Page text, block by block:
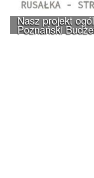
Nasz projekt
Poznański